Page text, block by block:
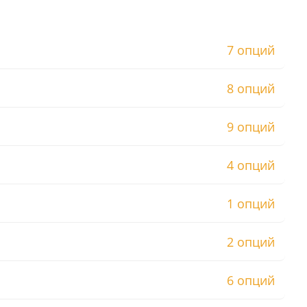
7 опций
8 опций
9 опций
4 опций
1 опций
2 опций
6 опций